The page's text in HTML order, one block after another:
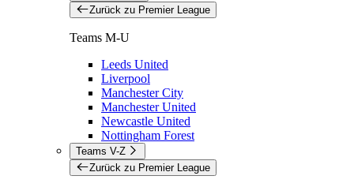
Zurück zu Premier League
Teams M-U
Leeds United
Liverpool
Manchester City
Manchester United
Newcastle United
Nottingham Forest
Teams V-Z
Zurück zu Premier League